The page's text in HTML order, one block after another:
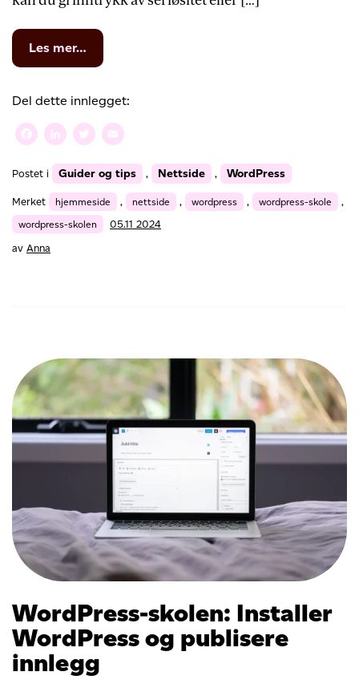
Les mer…
WordPress-
Endre
temaet
i
WordPress
endre
utseendet
Del dette innlegget:
Facebook
LinkedIn
Twitter
Postet i Guider og tips , Nettside , WordPress
Merket hjemmeside , nettside , wordpress , wordpress-skole
,
wordpress-skolen
05.11 2024
av Anna
WordPress-skolen: Installer
WordPress og publisere
innlegg